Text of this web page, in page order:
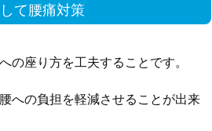
て腰痛対策
の座り方を工夫することです。
への負担を軽減させることが出来